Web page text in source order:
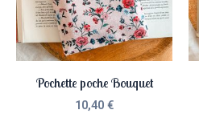
Pochette poche Bouquet
10,40 €